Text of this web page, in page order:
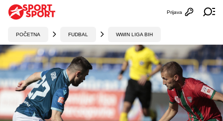
Otvori
Prijava
POČETNA FUDBAL WWIN LIGA BIH